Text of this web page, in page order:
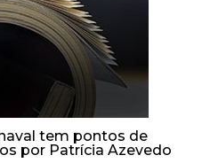
tem pontos de
por Patrícia Azevedo